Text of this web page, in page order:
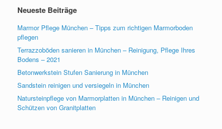
Neueste Beiträge
Marmor Pflege München – Tipps zum richtigen Marmorboden
pflegen
Terrazzoböden sanieren in München – Reinigung, Pflege Ihres
Bodens – 2021
Betonwerkstein Stufen Sanierung in München
Sandstein reinigen und versiegeln in München
Natursteinpflege von Marmorplatten in München – Reinigen und
Schützen von Granitplatten